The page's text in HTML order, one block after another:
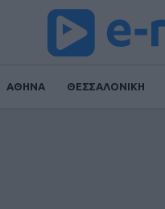
ΑΘΗΝΑ ΘΕΣΣΑΛΟΝΙΚΗ